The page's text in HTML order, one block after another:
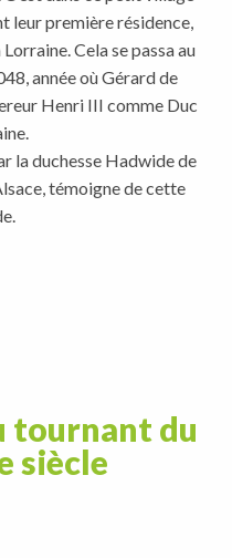
leur première résidence,
Cela se passa au
année où Gérard de
Henri III comme Duc
la duchesse Hadwide de
témoigne de cette
tournant du
siècle